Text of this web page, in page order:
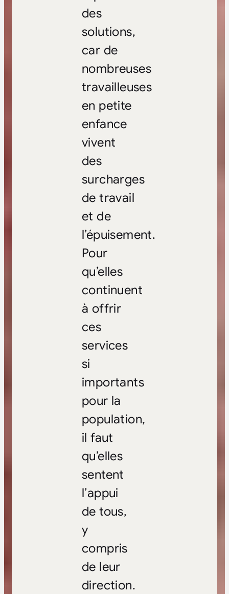
des
solutions,
car de
nombreuses
travailleuses
en petite
enfance
vivent
des
surcharges
de travail
et de
l’épuisement.
Pour
qu’elles
continuent
à offrir
ces
services
si
importants
pour la
population,
il faut
qu’elles
sentent
l’appui
de tous,
y
compris
de leur
direction.